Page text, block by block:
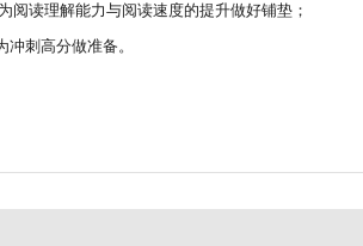
阅读理解能力与阅读速度的提升做好铺垫；
刺高分做准备。